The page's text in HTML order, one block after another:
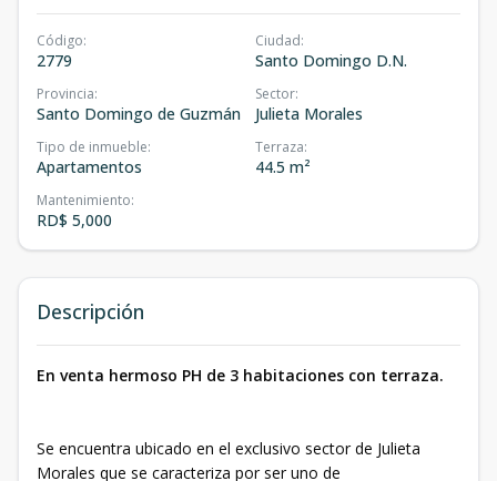
Código:
2779
Ciudad:
Santo Domingo D.N.
Provincia:
Santo Domingo de Guzmán
Sector:
Julieta Morales
Tipo de inmueble:
Apartamentos
Terraza:
44.5 m²
Mantenimiento:
RD$ 5,000
Descripción
En venta hermoso PH de 3 habitaciones con terraza.
Se encuentra ubicado en el exclusivo sector de Julieta
Morales que se caracteriza por ser uno de